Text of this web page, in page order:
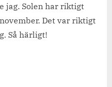
jag. Solen har riktigt
Det var riktigt
Så härligt!